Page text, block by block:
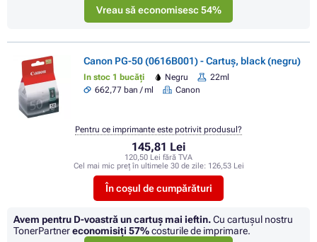
Vreau să economisesc 54%
Canon PG-50 (0616B001) - Cartuș, black (negru)
In stoc 1 bucăți Negru
22ml
662,77 ban / ml
Canon
145,81 Lei
120,50 Lei fără TVA
Cel mai mic preț în ultimele 30 de zile: 126,53 Lei
În coșul de cumpărături
Pentru ce imprimante este potrivit produsul?
Avem pentru D-voastră un cartuș mai ieftin.Cu cartuşul nostru
TonerPartnereconomisiţi 57%costurile de imprimare.